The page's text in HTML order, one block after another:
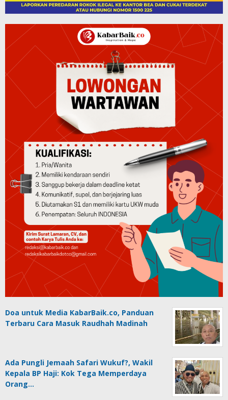
Doa untuk Media KabarBaik.co, Panduan
Terbaru Cara Masuk Raudhah Madinah
Ada Pungli Jemaah Safari Wukuf?, Wakil
Kepala BP Haji: Kok Tega Memperdaya
Orang…